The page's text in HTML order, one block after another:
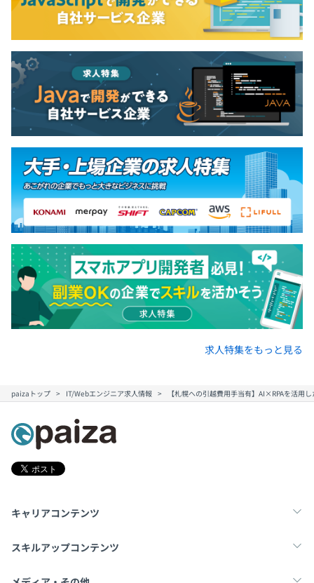
求人特集をもっと見る
paizaトップ IT/Webエンジニア求人情報 【札幌への引越費用手当有】AI×RPAを活用
キャリアコンテンツ
転職・キャリア
スキルアップコンテンツ